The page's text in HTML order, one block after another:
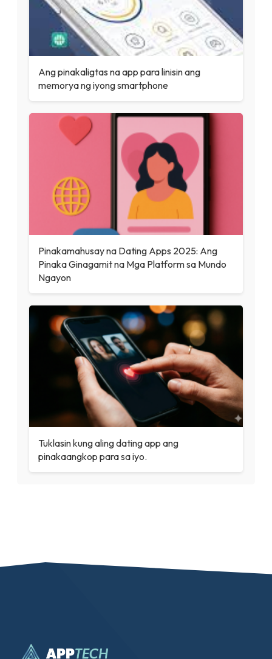
Ang pinakaligtas na app para linisin ang
memorya ng iyong smartphone
Pinakamahusay na Dating Apps 2025: Ang
Pinaka Ginagamit na Mga Platform sa Mundo
Ngayon
Tuklasin kung aling dating app ang
pinakaangkop para sa iyo.